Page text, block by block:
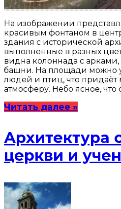
На изображении
красивым фонтаном в
здания с исторической
выполненные в разных
видна колоннада с
башни. На площади можно
людей и птиц, что придаёт
атмосферу. Небо ясное, что
Читать далее »
Архитектура
церкви и